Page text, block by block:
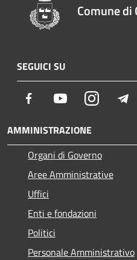
Comune di
SEGUICI SU
Facebook YoutubeInstagram
AMMINISTRAZIONE
Organi di Governo
Aree Amministrative
Uffici
Enti e fondazioni
Politici
Personale Amministrativo